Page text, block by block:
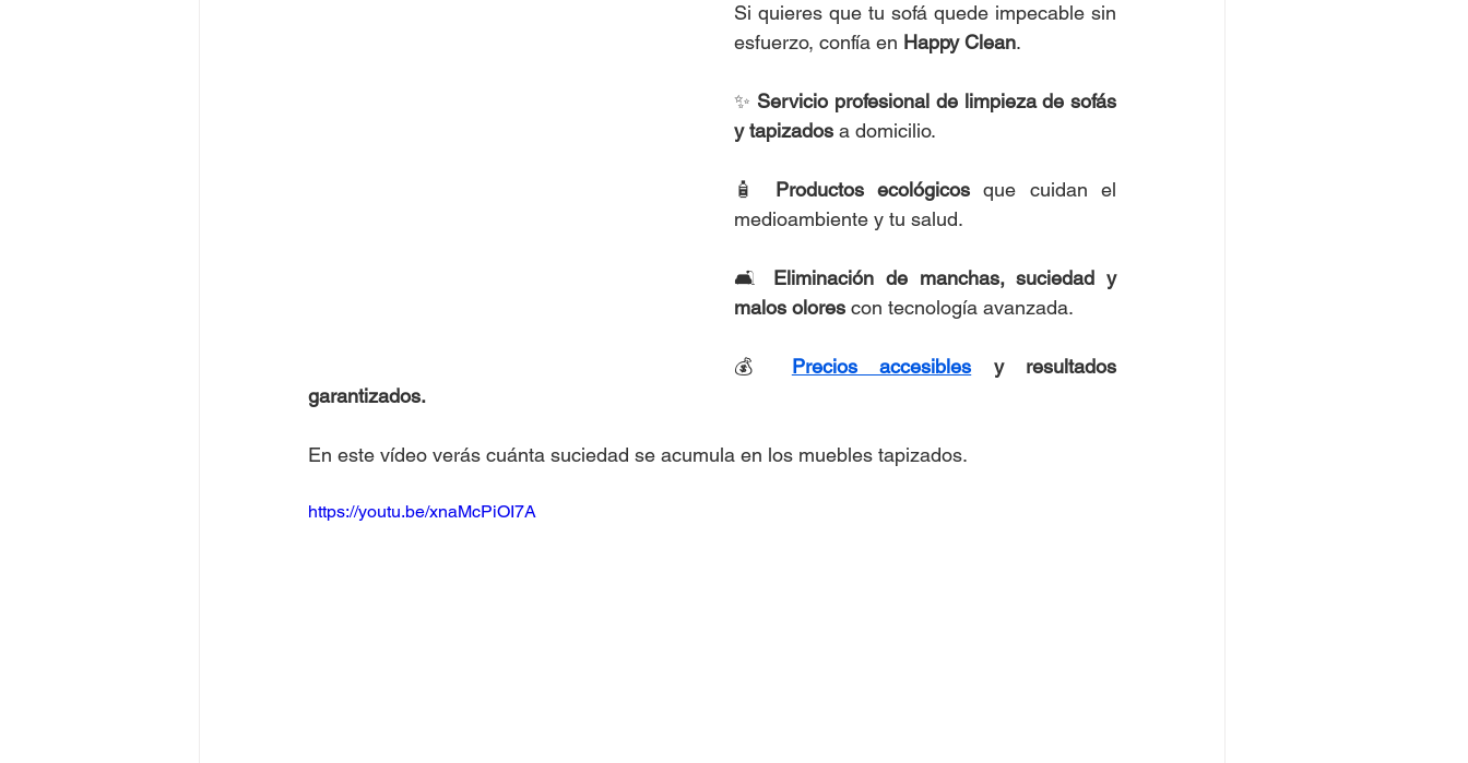
Si quieres que tu sofá quede impecable sin
esfuerzo, confía en Happy Clean.
✨ Servicio profesional de limpieza de sofás
y tapizados a domicilio.
🧴 Productos ecológicos que cuidan el
medioambiente y tu salud.
🛋 Eliminación de manchas, suciedad y
malos olores con tecnología avanzada.
💰 Precios accesibles y resultados
garantizados.
En este vídeo verás cuánta suciedad se acumula en los muebles tapizados.
https://youtu.be/xnaMcPiOI7A